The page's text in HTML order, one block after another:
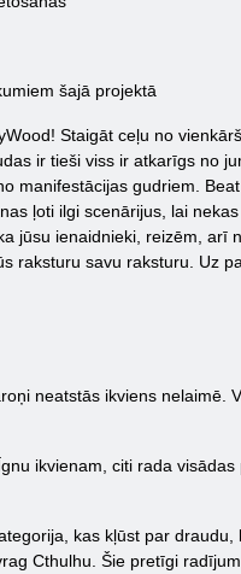
šajā projektā
Staigāt ceļu no
ir tieši viss ir atkarīgs no
manifestācijas gudriem.
ļoti ilgi scenārijus, lai
jūsu ienaidnieki, reizēm, arī
raksturu savu raksturu. Uz
neatstās ikviens
ikvienam, citi rada
kas kļūst par
Cthulhu. Šie pretīgi